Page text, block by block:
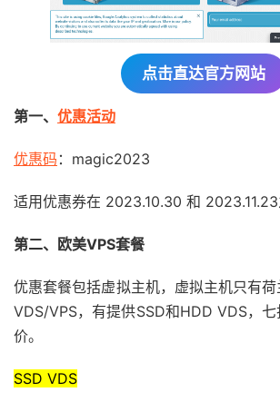
点击直达官方网站
第一、 优惠活动
优惠码 ：magic2023
适用优惠券在 2023.10.30 和 2023.11.23
第二、欧美VPS套餐
优惠套餐包括虚拟主机，虚拟主机只有
VDS/VPS，有提供SSD和HDD VDS，
价。
SSD VDS